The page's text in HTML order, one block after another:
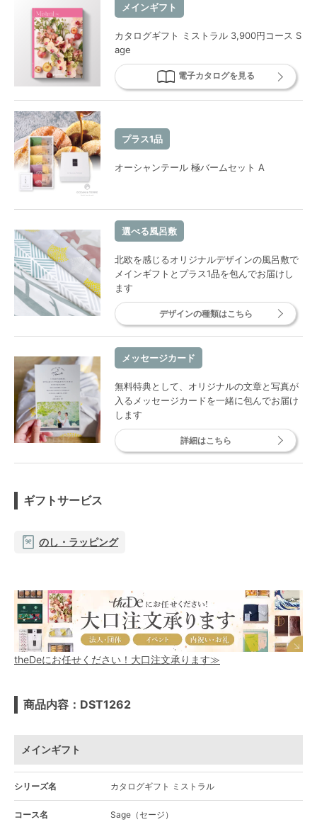
メインギフト
カタログギフト ミストラル 3,900円コース S
age
電子カタログを見る
プラス1品
オーシャンテール 極バームセット A
選べる風呂敷
北欧を感じるオリジナルデザインの風呂敷で
メインギフトとプラス1品を包んでお届けし
ます
デザインの種類はこちら
メッセージカード
無料特典として、オリジナルの文章と写真が
入るメッセージカードを一緒に包んでお届け
します
詳細はこちら
ギフトサービス
のし・ラッピング
theDeにお任せください！大口注文承ります≫
商品内容：DST1262
メインギフト
シリーズ名 カタログギフト ミストラル
コース名 Sage（セージ）